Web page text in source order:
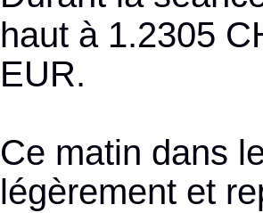
haut à 1.2305
EUR.
Ce matin dans
légèrement et